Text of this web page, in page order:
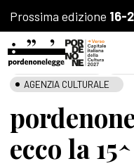
Prossima edizione 16-
LA FONDAZIONE
AGENZIA CULTURALE
ecco la